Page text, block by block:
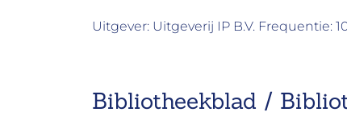
Uitgever: Uitgeverij IP B.V. Frequentie:
Bibliotheekblad /